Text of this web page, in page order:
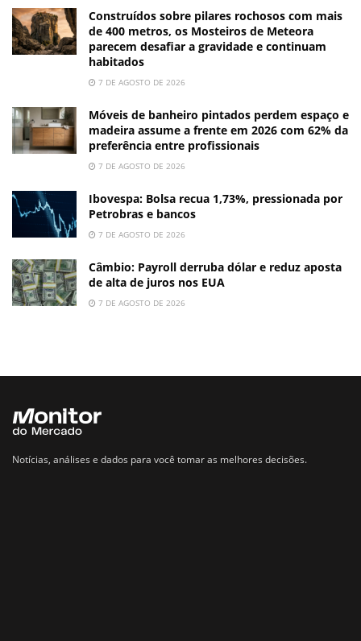
Construídos sobre pilares rochosos com mais
de 400 metros, os Mosteiros de Meteora
parecem desafiar a gravidade e continuam
habitados
7 DE AGOSTO DE 2026
Móveis de banheiro pintados perdem espaço e
madeira assume a frente em 2026 com 62% da
preferência entre profissionais
7 DE AGOSTO DE 2026
Ibovespa: Bolsa recua 1,73%, pressionada por
Petrobras e bancos
7 DE AGOSTO DE 2026
Câmbio: Payroll derruba dólar e reduz aposta
de alta de juros nos EUA
7 DE AGOSTO DE 2026
Notícias, análises e dados para você tomar as melhores decisões.